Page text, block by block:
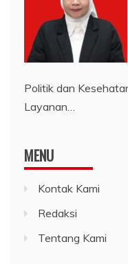
Politik dan
Layanan…
MENU
Kontak Kami
Redaksi
Tentang Kami